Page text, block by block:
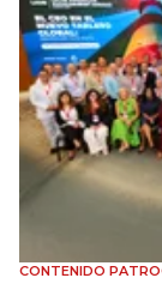
CONTENIDO